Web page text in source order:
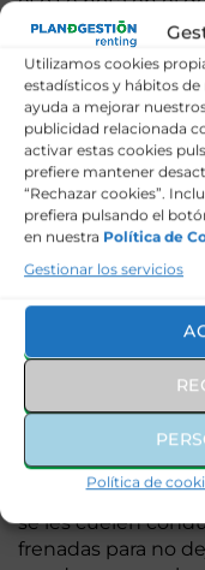
Utilizamos cookies
estadísticos y hábitos
ayuda a mejorar
publicidad relacionada
activar estas cookies
prefiere mantener
“Rechazar cookies”.
prefiera pulsando el
en nuestra Política de
Gestionar los servicios
Política de
neumáticos son
difícil ahorrar
7.- Deja que
vaya.
Ya hemos dicho
relajada y la
excederte en el
diez centímetros
o para salir de una
Hay conductores
y aprovechan los
en lugar de
poniendo en
actuaciones
conductores, y
se les cuelen
frenadas para no